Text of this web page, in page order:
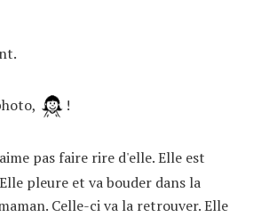
!
pas faire rire d'elle. Elle est
pleure et va bouder dans la
Celle-ci va la retrouver. Elle